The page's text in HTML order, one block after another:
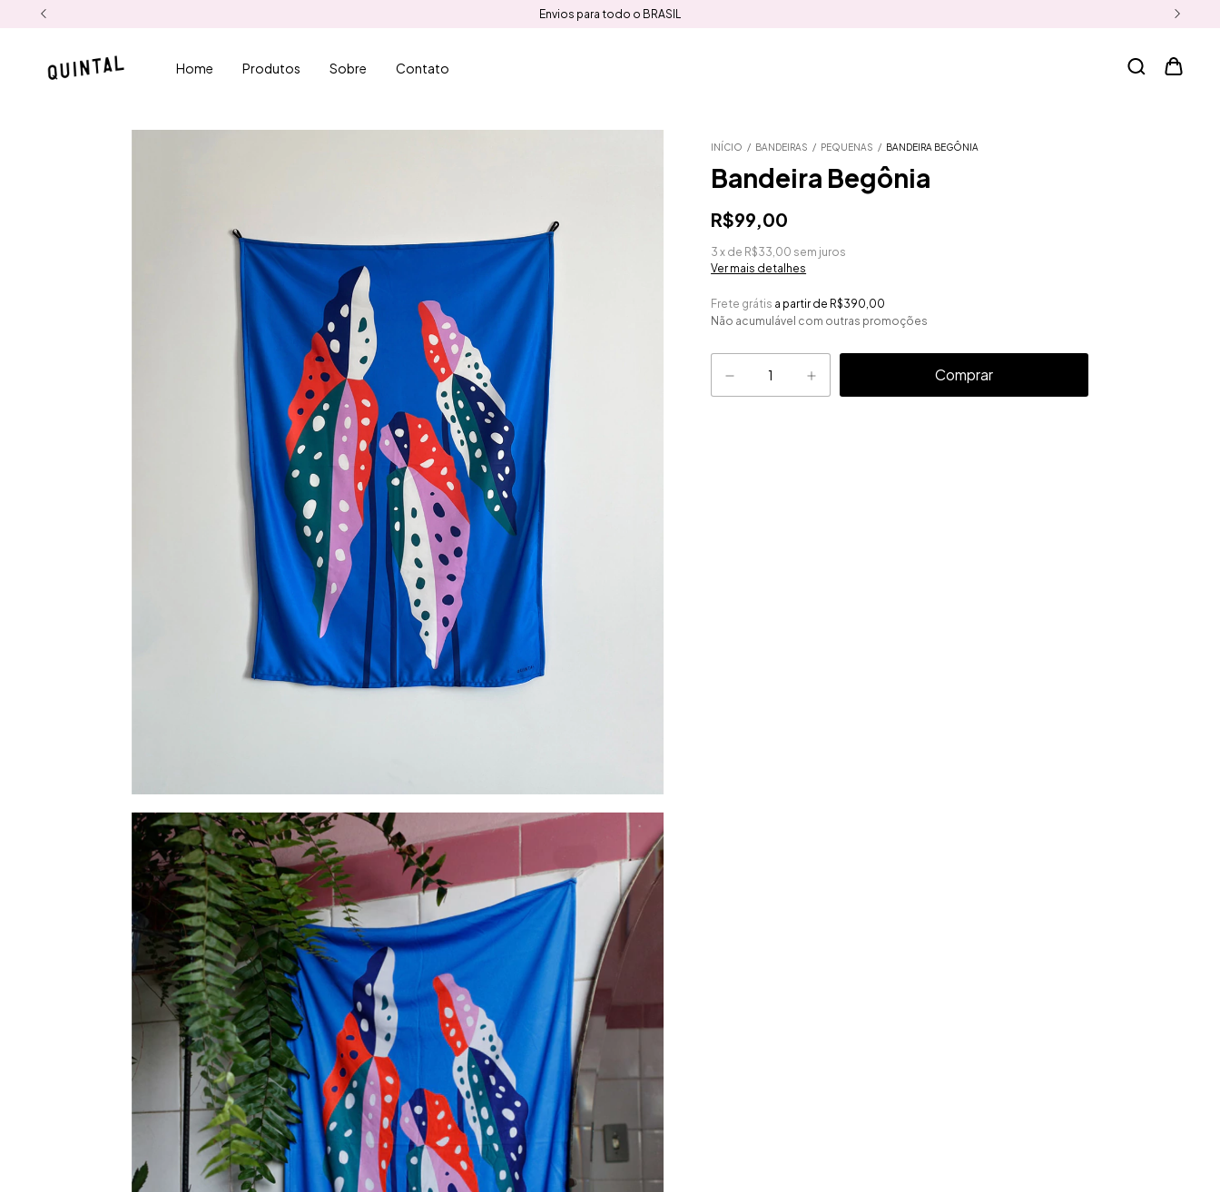
Envios para todo o BRASIL
Home Produtos Sobre Contato
INÍCIO / BANDEIRAS / PEQUENAS / BANDEIRA BEGÔNIA
Bandeira Begônia
R$99,00
3 x de R$33,00 sem juros
Ver mais detalhes
Frete grátis a partir de R$390,00
Não acumulável com outras promoções